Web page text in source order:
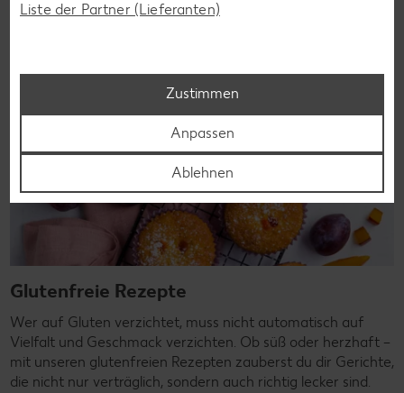
Glutenfreie Rezepte
Wer auf Gluten verzichtet, muss nicht automatisch auf
Vielfalt und Geschmack verzichten. Ob süß oder herzhaft –
mit unseren glutenfreien Rezepten zauberst du dir Gerichte,
die nicht nur verträglich, sondern auch richtig lecker sind.
Liste der Partner (Lieferanten)
Zustimmen
Anpassen
Ablehnen